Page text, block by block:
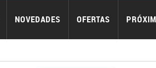
NOVEDADES OFERTAS